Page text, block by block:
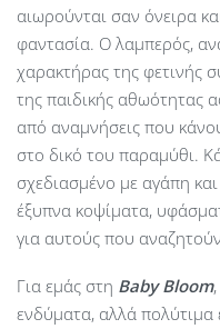
αιωρούνται σαν όνειρα
φαντασία. Ο λαμπερός,
χαρακτήρας της φετινής
της παιδικής αθωότητας
από αναμνήσεις που
στο δικό του παραμύθι.
σχεδιασμένο με αγάπη
έξυπνα κοψίματα,
για αυτούς που
Για εμάς στη Baby Bloom
ενδύματα, αλλά